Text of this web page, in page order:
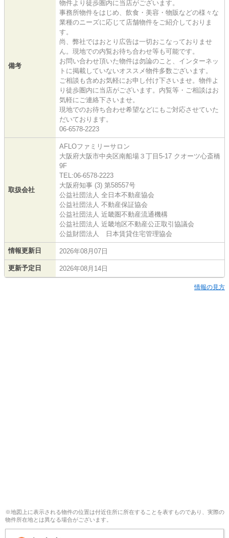
備考
物件より徒歩圏内に当店がございます。
事務所物件をはじめ、飲食・美容・物販などの様々な
業種のニーズに応じて店舗物件をご紹介しておりま
す。
尚、弊社ではおとり広告は一切おこなっておりませ
ん。現地での内覧お待ち合わせ等も可能です。
お問い合わせ頂いた物件は勿論のこと、インターネッ
トに掲載していないオススメ物件多数ございます。
ご相談も含めお気軽にお申し付け下さいませ。物件よ
り徒歩圏内に当店がございます。内覧等・ご相談はお
気軽にご連絡下さいませ。
現地でのお待ち合わせ希望などにもご対応させていた
だいております。
06-6578-2223
取扱会社
AFLOファミリーサロン
大阪府大阪市中央区南船場３丁目5-17 クオーツ心斎橋
9F
TEL:06-6578-2223
大阪府知事 (3) 第58557号
公益社団法人 全日本不動産協会
公益社団法人 不動産保証協会
公益社団法人 近畿圏不動産流通機構
公益社団法人 近畿地区不動産公正取引協議会
公益財団法人 日本賃貸住宅管理協会
情報更新日 2026年08月07日
更新予定日 2026年08月14日
情報の見方
※地図上に表示される物件の位置は付近住所に所在することを表すものであり、実際の
物件所在地とは異なる場合がございます。